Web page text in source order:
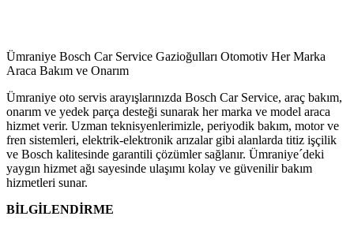
Ümraniye Bosch Car Service Gazioğulları Otomotiv Her Marka
Araca Bakım ve Onarım
Ümraniye oto servis arayışlarınızda Bosch Car Service, araç bakım,
onarım ve yedek parça desteği sunarak her marka ve model araca
hizmet verir. Uzman teknisyenlerimizle, periyodik bakım, motor ve
fren sistemleri, elektrik-elektronik arızalar gibi alanlarda titiz işçilik
ve Bosch kalitesinde garantili çözümler sağlanır. Ümraniye´deki
yaygın hizmet ağı sayesinde ulaşımı kolay ve güvenilir bakım
hizmetleri sunar.
BİLGİLENDİRME